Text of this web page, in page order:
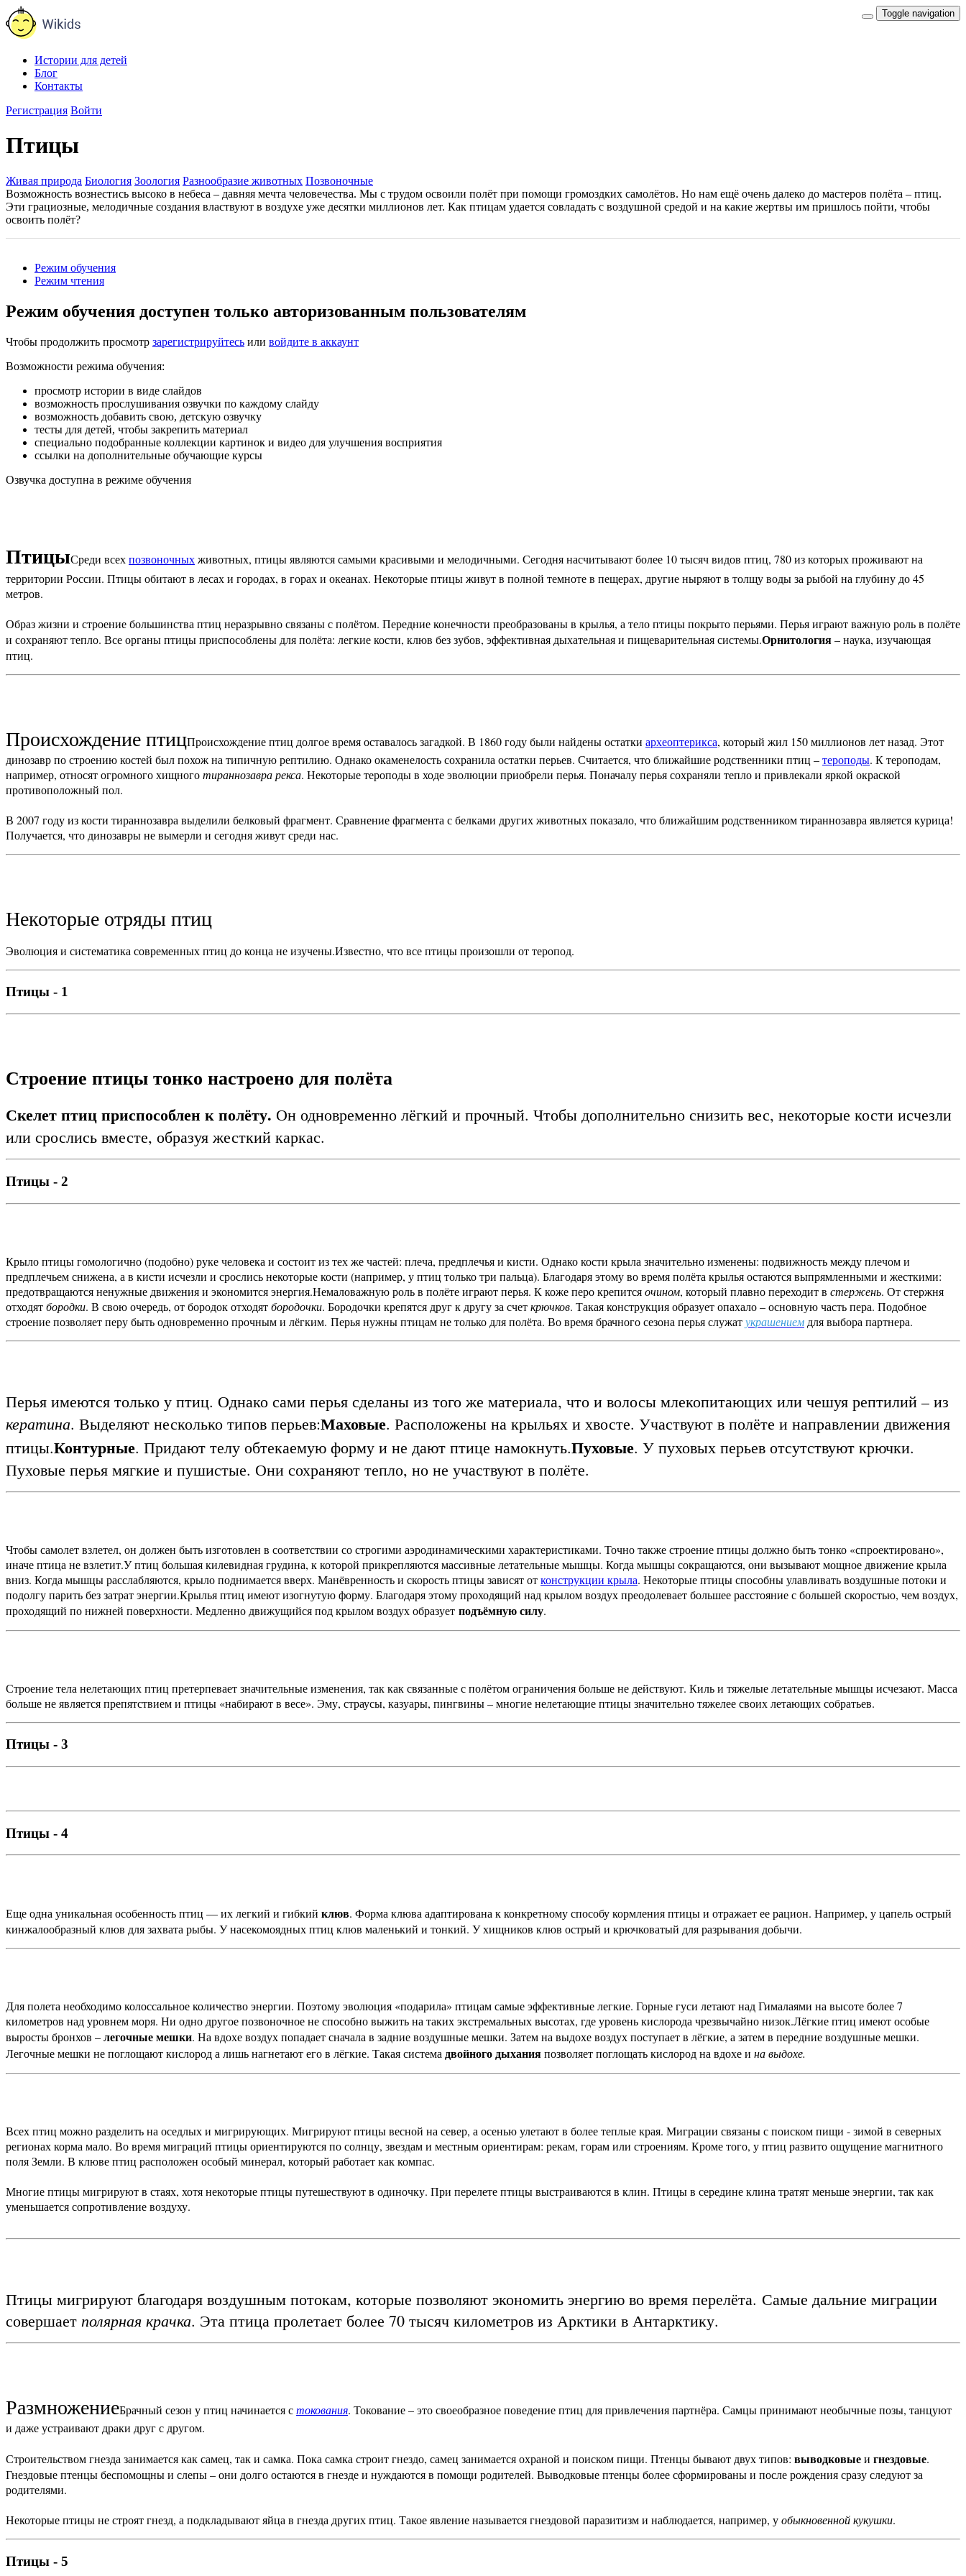
Toggle navigation
Истории для детей
Блог
Контакты
Регистрация Войти
Птицы
Живая природа Биология Зоология Разнообразие животных Позвоночные
Возможность вознестись высоко в небеса – давняя мечта человечества. Мы с трудом освоили полёт при помощи громоздких самолётов. Но нам ещё очень далеко до мастеров полёта – птиц.
Эти грациозные, мелодичные создания властвуют в воздухе уже десятки миллионов лет. Как птицам удается совладать с воздушной средой и на какие жертвы им пришлось пойти, чтобы
освоить полёт?
Режим обучения
Режим чтения
Режим обучения доступен только авторизованным пользователям
Чтобы продолжить просмотр зарегистрируйтесь или войдите в аккаунт
Возможности режима обучения:
просмотр истории в виде слайдов
возможность прослушивания озвучки по каждому слайду
возможность добавить свою, детскую озвучку
тесты для детей, чтобы закрепить материал
специально подобранные коллекции картинок и видео для улучшения восприятия
ссылки на дополнительные обучающие курсы
Озвучка доступна в режиме обучения
ПтицыСреди всехпозвоночныхживотных, птицы являются самыми красивыми и мелодичными. Сегодня насчитывают более 10 тысяч видов птиц, 780 из которых проживают на
территории России. Птицы обитают в лесах и городах, в горах и океанах. Некоторые птицы живут в полной темноте в пещерах, другие ныряют в толщу воды за рыбой на глубину до 45
метров.
Образ жизни и строение большинства птиц неразрывно связаны с полётом. Передние конечности преобразованы в крылья, а тело птицы покрыто перьями. Перья играют важную роль в полёте
и сохраняют тепло. Все органы птицы приспособлены для полёта: легкие кости, клюв без зубов, эффективная дыхательная и пищеварительная системы.Орнитология– наука, изучающая
птиц.
Происхождение птицПроисхождение птиц долгое время оставалось загадкой. В 1860 году были найдены остатки археоптерикса, который жил 150 миллионов лет назад. Этот
динозавр по строению костей был похож на типичную рептилию. Однако окаменелость сохранила остатки перьев. Считается, что ближайшие родственники птиц –тероподы. К тероподам,
например, относят огромного хищноготираннозавра рекса. Некоторые тероподы в ходе эволюции приобрели перья. Поначалу перья сохраняли тепло и привлекали яркой окраской
противоположный пол.
В 2007 году из кости тираннозавра выделили белковый фрагмент. Сравнение фрагмента с белками других животных показало, что ближайшим родственником тираннозавра является курица!
Получается, что динозавры не вымерли и сегодня живут среди нас.
Некоторые отряды птиц
Эволюция и систематика современных птиц до конца не изучены.Известно, что все птицы произошли от теропод.
Птицы - 1
Строение птицы тонко настроено для полёта
Скелет птиц приспособлен к полёту. Он одновременно лёгкий и прочный. Чтобы дополнительно снизить вес, некоторые кости исчезли
или срослись вместе, образуя жесткий каркас.
Птицы - 2
Крыло птицы гомологично (подобно) руке человека и состоит из тех же частей: плеча, предплечья и кисти. Однако кости крыла значительно изменены: подвижность между плечом и
предплечьем снижена, а в кисти исчезли и срослись некоторые кости (например, у птиц только три пальца). Благодаря этому во время полёта крылья остаются выпрямленными и жесткими:
предотвращаются ненужные движения и экономится энергия.Немаловажную роль в полёте играют перья. К коже перо крепитсяочином, который плавно переходит в стержень. От стержня
отходятбородки. В свою очередь, от бородок отходятбородочки. Бородочки крепятся друг к другу за счеткрючков. Такая конструкция образует опахало – основную часть пера. Подобное
строение позволяет перу быть одновременно прочным и лёгким. Перья нужны птицам не только для полёта. Во время брачного сезона перья служат украшением для выбора партнера.
Перья имеются только у птиц. Однако сами перья сделаны из того же материала, что и волосы млекопитающих или чешуя рептилий – из
кератина. Выделяют несколько типов перьев:Маховые. Расположены на крыльях и хвосте. Участвуют в полёте и направлении движения
птицы.Контурные. Придают телу обтекаемую форму и не дают птице намокнуть.Пуховые. У пуховых перьев отсутствуют крючки.
Пуховые перья мягкие и пушистые. Они сохраняют тепло, но не участвуют в полёте.
Чтобы самолет взлетел, он должен быть изготовлен в соответствии со строгими аэродинамическими характеристиками. Точно также строение птицы должно быть тонко «спроектировано»,
иначе птица не взлетит.У птиц большая килевидная грудина, к которой прикрепляются массивные летательные мышцы. Когда мышцы сокращаются, они вызывают мощное движение крыла
вниз. Когда мышцы расслабляются, крыло поднимается вверх. Манёвренность и скорость птицы зависят отконструкции крыла. Некоторые птицы способны улавливать воздушные потоки и
подолгу парить без затрат энергии.Крылья птиц имеют изогнутую форму. Благодаря этому проходящий над крылом воздух преодолевает большее расстояние с большей скоростью, чем воздух,
проходящий по нижней поверхности. Медленно движущийся под крылом воздух образует подъёмную силу.
Строение тела нелетающих птиц претерпевает значительные изменения, так как связанные с полётом ограничения больше не действуют. Киль и тяжелые летательные мышцы исчезают. Масса
больше не является препятствием и птицы «набирают в весе». Эму, страусы, казуары, пингвины – многие нелетающие птицы значительно тяжелее своих летающих собратьев.
Птицы - 3
Птицы - 4
Еще одна уникальная особенность птиц — их легкий и гибкий клюв. Форма клюва адаптирована к конкретному способу кормления птицы и отражает ее рацион. Например, у цапель острый
кинжалообразный клюв для захвата рыбы. У насекомоядных птиц клюв маленький и тонкий. У хищников клюв острый и крючковатый для разрывания добычи.
Для полета необходимо колоссальное количество энергии. Поэтому эволюция «подарила» птицам самые эффективные легкие. Горные гуси летают над Гималаями на высоте более 7
километров над уровнем моря. Ни одно другое позвоночное не способно выжить на таких экстремальных высотах, где уровень кислорода чрезвычайно низок.Лёгкие птиц имеют особые
выросты бронхов –легочные мешки. На вдохе воздух попадает сначала в задние воздушные мешки. Затем на выдохе воздух поступает в лёгкие, а затем в передние воздушные мешки.
Легочные мешки не поглощают кислород а лишь нагнетают его в лёгкие. Такая системадвойного дыханияпозволяет поглощать кислород на вдохе и на выдохе.
Всех птиц можно разделить на оседлых и мигрирующих. Мигрируют птицы весной на север, а осенью улетают в более теплые края. Миграции связаны с поиском пищи - зимой в северных
регионах корма мало. Во время миграций птицы ориентируются по солнцу, звездам и местным ориентирам: рекам, горам или строениям. Кроме того, у птиц развито ощущение магнитного
поля Земли. В клюве птиц расположен особый минерал, который работает как компас.
Многие птицы мигрируют в стаях, хотя некоторые птицы путешествуют в одиночку. При перелете птицы выстраиваются в клин. Птицы в середине клина тратят меньше энергии, так как
уменьшается сопротивление воздуху.
Птицы мигрируют благодаря воздушным потокам, которые позволяют экономить энергию во время перелёта. Самые дальние миграции
совершает полярная крачка. Эта птица пролетает более 70 тысяч километров из Арктики в Антарктику.
РазмножениеБрачный сезон у птиц начинается стокования. Токование – это своеобразное поведение птиц для привлечения партнёра. Самцы принимают необычные позы, танцуют
и даже устраивают драки друг с другом.
Строительством гнезда занимается как самец, так и самка. Пока самка строит гнездо, самец занимается охраной и поиском пищи. Птенцы бывают двух типов: выводковыеи гнездовые.
Гнездовые птенцы беспомощны и слепы – они долго остаются в гнезде и нуждаются в помощи родителей. Выводковые птенцы более сформированы и после рождения сразу следуют за
родителями.
Некоторые птицы не строят гнезд, а подкладывают яйца в гнезда других птиц. Такое явление называется гнездовой паразитизм и наблюдается, например, уобыкновенной кукушки.
Птицы - 5